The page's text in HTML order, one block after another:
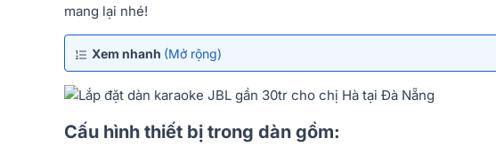
mang lại nhé!
Xem nhanh (Mở rộng)
Cấu hình thiết bị trong dàn gồm: